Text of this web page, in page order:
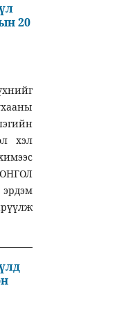
20
хэл